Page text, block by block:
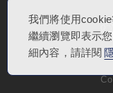
我們將使用
繼續瀏覽即表示
細內容，請詳閱